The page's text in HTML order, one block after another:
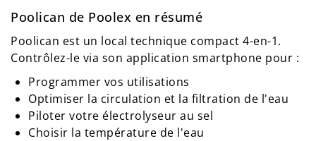
Poolican de Poolex en résumé
Poolican est un local technique compact 4-en-1.
Contrôlez-le via son application smartphone pour :
Programmer vos utilisations
Optimiser la circulation et la filtration de l'eau
Piloter votre électrolyseur au sel
Choisir la température de l'eau